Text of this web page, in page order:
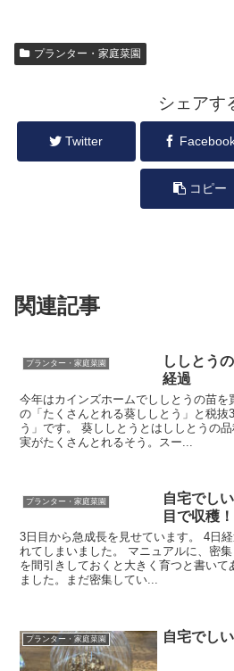
プランター・家庭菜園
シェアす
Twitter
コピー
関連記事
プランター・家庭菜園
ししとう
経過
今年はカインズホームでししとうの苗を
の「たくさんとれる葵ししとう」と税抜
う」です。 葵ししとうとはししとうの
実がたくさんとれるそう。スー...
プランター・家庭菜園
自宅でし
目で収穫！
3日目から急成長を見せています。 4日
れてしまいました。 マニュアルに、密
を間引きしておくと大きく育つと書い
ました。まだ密集してい...
プランター・家庭菜園 自宅でし